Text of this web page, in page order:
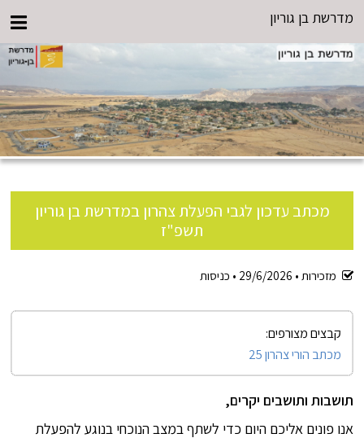
מדרשת בן גוריון
מכתב עדכון לגבי הפעלת צהרון במדרשת בן גוריון
תשפ"ז
מזכירות • 29/6/2026
• כניסות
קבצים מצורפים:
מכתב הורי צהרון 25
תושבות ותושבים יקרים,
אנו פונים אליכם היום כדי לשתף במצב הנוכחי בנוגע להפעלת